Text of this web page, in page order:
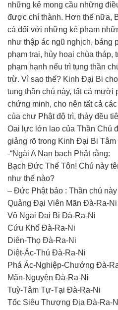
những kẻ mong cầu những
được chí thành. Hơn thế nữa,
cả đối với những kẻ phạm
như thập ác ngũ nghịch, báng
phạm trai, hủy hoại chùa tháp,
phạm hạnh nếu trì tụng thần
trừ. Vì sao thế? Kinh Đại Bi
tụng thần chú này, tất cả
chứng minh, cho nên tất cả
của chư Phật độ trì, thảy đều
Oai lực lớn lao của Thần Chú
giảng rõ trong Kinh Đại Bi
-“Ngài A Nan bạch Phật rằng:
Bạch Đức Thế Tôn! Chú này
như thế nào?
– Đức Phật bảo : Thần chú
Quảng Đại Viên Mãn Đà-Ra-Ni
Vô Ngại Đại Bi Đà-Ra-Ni
Cứu Khổ Đà-Ra-Ni
Diên-Thọ Đà-Ra-Ni
Diệt-Ác-Thú Đà-Ra-Ni
Phá Ác-Nghiệp-Chướng Đà-
Mãn-Nguyện Đà-Ra-Ni
Tuỳ-Tâm Tự-Tại Đà-Ra-Ni
Tốc Siêu Thượng Địa Đà-Ra-